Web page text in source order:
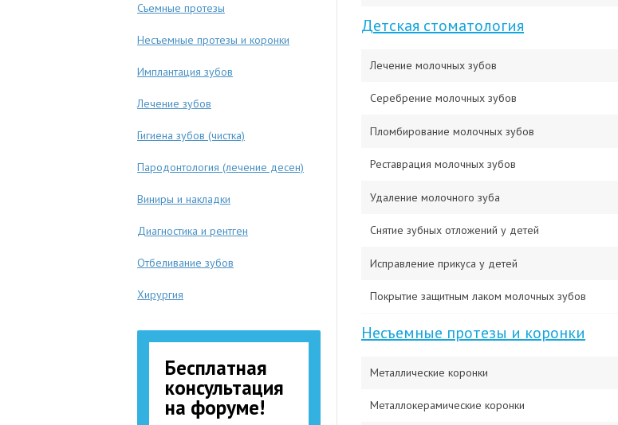
Детская стоматология
Лечение молочных зубов
Серебрение молочных зубов
Пломбирование молочных зубов
Реставрация молочных зубов
Удаление молочного зуба
Снятие зубных отложений у детей
Исправление прикуса у детей
Покрытие защитным лаком молочных зубов
Несъемные протезы и коронки
Металлические коронки
Металлокерамические коронки
Съемные протезы
Несъемные протезы и коронки
Имплантация зубов
Лечение зубов
Гигиена зубов (чистка)
Пародонтология (лечение десен)
Виниры и накладки
Диагностика и рентген
Отбеливание зубов
Хирургия
Бесплатная
консультация
на форуме!